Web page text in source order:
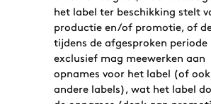
het label ter beschikking stelt
productie en/of promotie, of
tijdens de afgesproken periode
exclusief mag meewerken aan
opnames voor het label (of
andere labels), wat het label